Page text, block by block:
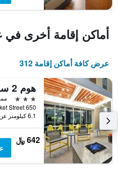
أماكن إقامة أخرى
عرض كافة أماكن إقامة 312
3 نجوم
6.1 كيلومتر عن وسط المدينة
642 ﷼